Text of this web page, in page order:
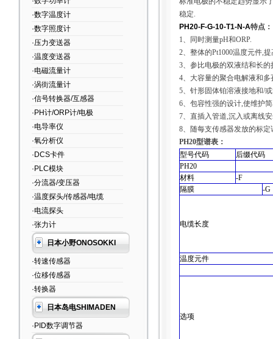
·数字温度计
·数字照度计
·压力变送器
·温度变送器
·电磁流量计
·涡街流量计
·信号转换器/互感器
·PH计/ORP计/电极
·电导率仪
·氧分析仪
·DCS卡件
·PLC模块
·分流器/变压器
·温度探头/传感器/电缆
·电流探头
·张力计
日本小野ONOSOKKI
·转速传感器
·位移传感器
·转换器
日本岛电SHIMADEN
·PID数字调节器
稳定.
PH20-F-G-10-T1-N-A特点：
1、同时测量pH和ORP.
2、整体的Pt1000温度元件,提
3、参比电极的双液结和长的
4、大容量的聚合电解液和多
5、针形固体铂溶液接地和/
6、包容性强的设计,使维护
7、直插入管道,沉入或离线
8、随每支传感器发放的标定
PH20型谱表：
型号代码
后缀代码
PH20
材料
-F
隔膜
-G
电缆长度
温度元件
选项